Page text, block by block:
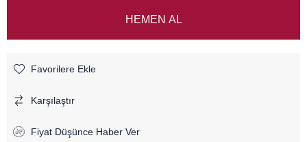
Favorilere Ekle
Karşılaştır
Fiyat Düşünce Haber Ver